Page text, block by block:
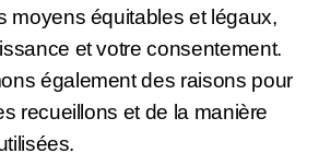
moyens équitables et légaux,
et votre consentement.
également des raisons pour
recueillons et de la manière